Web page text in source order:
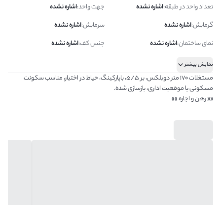
تعداد واحد در طبقه:اشاره نشده جهت واحد:اشاره نشده
گرمایش:اشاره نشده سرمایش:اشاره نشده
نمای ساختمان:اشاره نشده جنس کف:اشاره نشده
نمایش بیشتر
مستغلات ۱۷۰ متر دوبلکس، بر ۵/۵، باپارکینگ، حیاط در اختیار، مناسب سکونت
مسکونی یا موقعیت اداری، بازسازی شده.
«« رهن و اجاره »»